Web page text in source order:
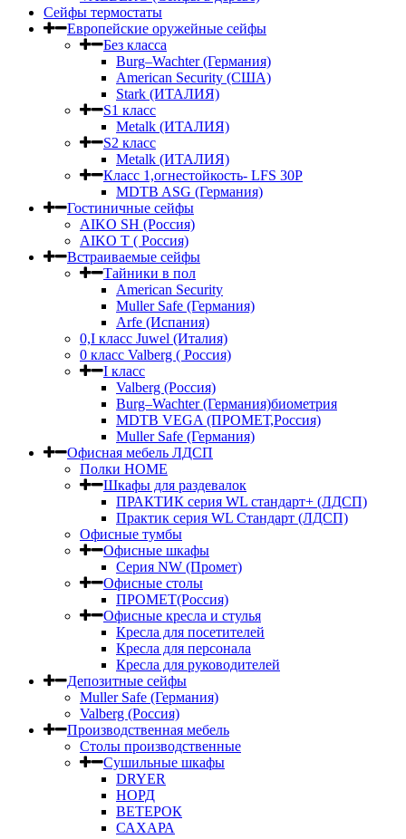
Сейфы термостаты
Европейские оружейные сейфы
Без класса
Burg–Wachter (Германия)
American Security (США)
Stark (ИТАЛИЯ)
S1 класс
Metalk (ИТАЛИЯ)
S2 класс
Metalk (ИТАЛИЯ)
Класс 1,огнестойкость- LFS 30P
MDTB ASG (Германия)
Гостиничные сейфы
AIKO SH (Россия)
AIKO Т ( Россия)
Встраиваемые сейфы
Тайники в пол
American Security
Muller Safe (Германия)
Arfe (Испания)
0,I класс Juwel (Италия)
0 класс Valberg ( Россия)
I класс
Valberg (Россия)
Burg–Wachter (Германия)биометрия
MDTB VEGA (ПРОМЕТ,Россия)
Muller Safe (Германия)
Офисная мебель ЛДСП
Полки HOME
Шкафы для раздевалок
ПРАКТИК серия WL стандарт+ (ЛДСП)
Практик серия WL Стандарт (ЛДСП)
Офисные тумбы
Офисные шкафы
Серия NW (Промет)
Офисные столы
ПРОМЕТ(Россия)
Офисные кресла и стулья
Кресла для посетителей
Кресла для персонала
Кресла для руководителей
Депозитные сейфы
Muller Safe (Германия)
Valberg (Россия)
Производственная мебель
Столы производственные
Сушильные шкафы
DRYER
НОРД
ВЕТЕРОК
САХАРА